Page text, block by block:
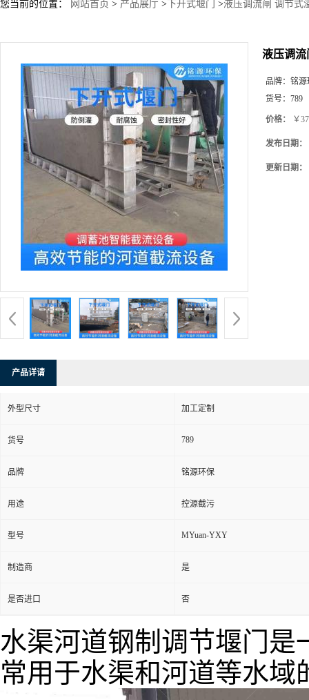
您当前的位置： 网站首页 > 产品展厅 > 下开式堰门 >液压调流闸 调节式
液压调流
品牌： 铭源
货号： 789
价格： ￥
发布日期：
更新日期：
产品详请
外型尺寸 加工定制
货号 789
品牌 铭源环保
用途 控源截污
型号 MYuan-YXY
制造商 是
是否进口 否
水渠河道钢制调节堰门是
常用于水渠和河道等水域